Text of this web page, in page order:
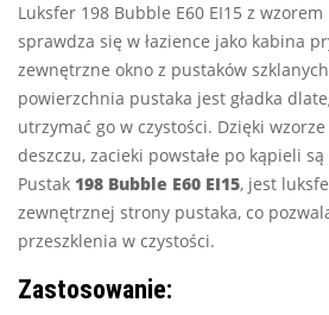
Luksfer 198 Bubble E60 EI15 z
sprawdza się w łazience jako kabina
zewnętrzne okno z pustaków
powierzchnia pustaka jest gładka
utrzymać go w czystości. Dzięki
deszczu, zacieki powstałe po kąpieli
Pustak 198 Bubble E60 EI15, jest
zewnętrznej strony pustaka, co
przeszklenia w czystości.
Zastosowanie: